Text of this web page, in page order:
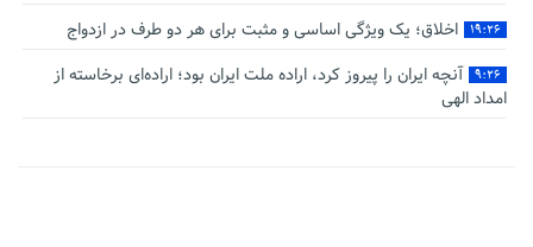
۱۹:۲۶ اخلاق؛ یک ویژگی اساسی و مثبت برای هر دو طرف در ازدواج
۹:۲۶
آنچه ایران را پیروز کرد، اراده ملت ایران بود؛ اراده‌ای برخاسته از
امداد الهی